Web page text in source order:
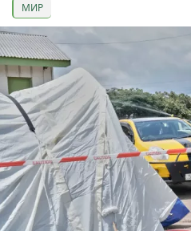
МИР